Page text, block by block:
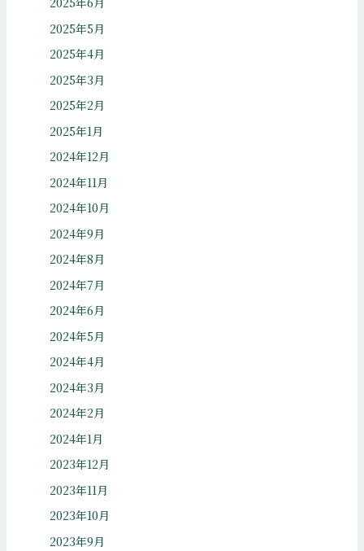
2025年5月
2025年4月
2025年3月
2025年2月
2025年1月
2024年12月
2024年11月
2024年10月
2024年9月
2024年8月
2024年7月
2024年6月
2024年5月
2024年4月
2024年3月
2024年2月
2024年1月
2023年12月
2023年11月
2023年10月
2023年9月